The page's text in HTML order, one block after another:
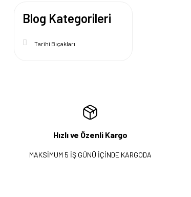
Blog Kategorileri
Tarihi Bıçakları
Hızlı ve Özenli Kargo
MAKSİMUM 5 İŞ GÜNÜ İÇİNDE KARGODA